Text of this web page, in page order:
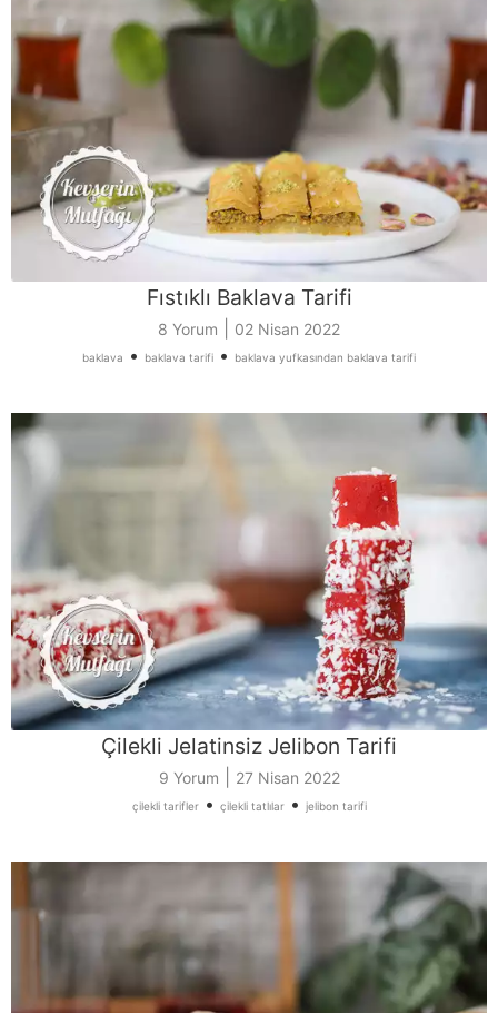
Fıstıklı Baklava Tarifi
8 Yorum 02 Nisan 2022
baklava • baklava tarifi • baklava yufkasından baklava tarifi
Çilekli Jelatinsiz Jelibon Tarifi
9 Yorum 27 Nisan 2022
çilekli tarifler• çilekli tatlılar• jelibon tarifi